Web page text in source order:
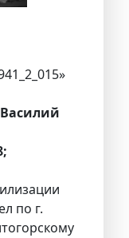
по г.